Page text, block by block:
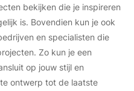
bekijken die je inspireren
is. Bovendien kun je ook
en specialisten die
Zo kun je een
op jouw stijl en
ontwerp tot de laatste